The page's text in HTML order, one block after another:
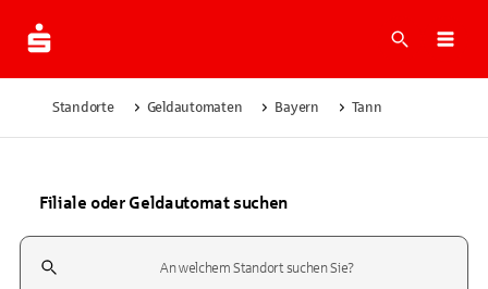
Suche
Standorte Geldautomaten Bayern Tann
Filiale oder Geldautomat suchen
Suchfeld